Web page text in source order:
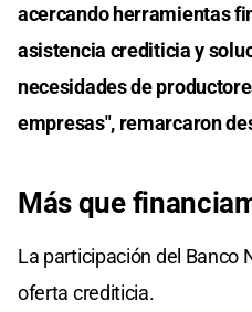
acercando herramientas
asistencia crediticia y
necesidades de
empresas", remarcaron
Más que
La participación del Banco
oferta crediticia.